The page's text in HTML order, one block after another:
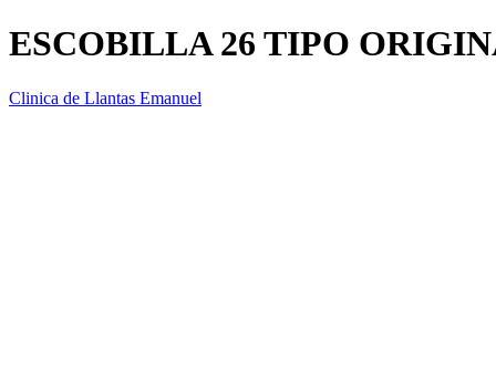
ESCOBILLA 26 TIPO
Clinica de Llantas Emanuel